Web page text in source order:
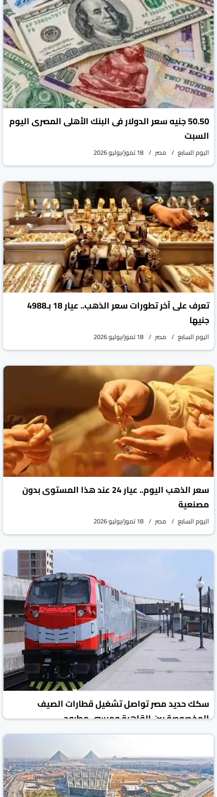
50.50 جنيه سعر الدولار فى البنك الأهلى المصرى اليوم
السبت
اليوم السابع مصر 18 تموز/يوليو 2026
تعرف على آخر تطورات سعر الذهب.. عيار 18 بـ4988
جنيها
اليوم السابع مصر 18 تموز/يوليو 2026
سعر الذهب اليوم.. عيار 24 عند هذا المستوى بدون
مصنعية
اليوم السابع مصر 18 تموز/يوليو 2026
سكك حديد مصر تواصل تشغيل قطارات الصيف
المخصوصة بين القاهرة ومرسى مطروح
جريدة الشروق المصرية مصر 18 تموز/يوليو 2026